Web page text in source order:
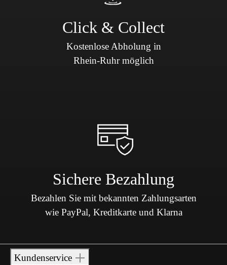
Click & Collect
Kostenlose Abholung in
Rhein-Ruhr möglich
Sichere Bezahlung
Bezahlen Sie mit bekannten Zahlungsarten
wie PayPal, Kreditkarte und Klarna
Kundenservice